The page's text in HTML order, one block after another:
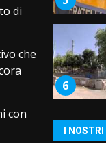
di
che
con
6
I